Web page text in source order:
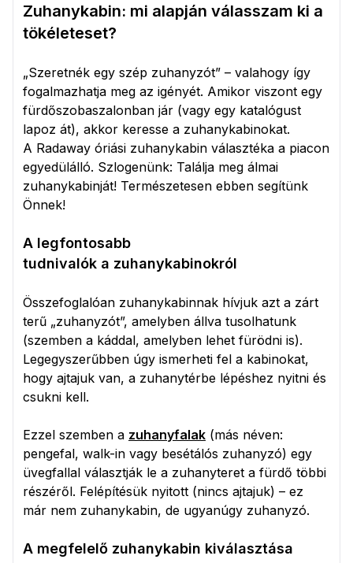
Zuhanykabin: mi alapján válasszam ki a
tökéleteset?
„Szeretnék egy szép zuhanyzót” – valahogy így
fogalmazhatja meg az igényét. Amikor viszont egy
fürdőszobaszalonban jár (vagy egy katalógust
lapoz át), akkor keresse a zuhanykabinokat.
A Radaway óriási zuhanykabin választéka a piacon
egyedülálló. Szlogenünk: Találja meg álmai
zuhanykabinját! Természetesen ebben segítünk
Önnek!
A legfontosabb
tudnivalók a zuhanykabinokról
Összefoglalóan zuhanykabinnak hívjuk azt a zárt
terű „zuhanyzót”, amelyben állva tusolhatunk
(szemben a káddal, amelyben lehet fürödni is).
Legegyszerűbben úgy ismerheti fel a kabinokat,
hogy ajtajuk van, a zuhanytérbe lépéshez nyitni és
csukni kell.
Ezzel szemben a zuhanyfalak (más néven:
pengefal, walk-in vagy besétálós zuhanyzó) egy
üvegfallal választják le a zuhanyteret a fürdő többi
részéről. Felépítésük nyitott (nincs ajtajuk) – ez
már nem zuhanykabin, de ugyanúgy zuhanyzó.
A megfelelő zuhanykabin kiválasztása